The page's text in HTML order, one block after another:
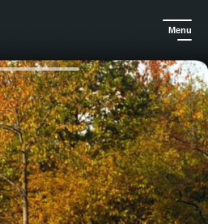
Menu
Rondleiding door de "Gros Ouvrage Maginot" De Hackenberg in Veckring